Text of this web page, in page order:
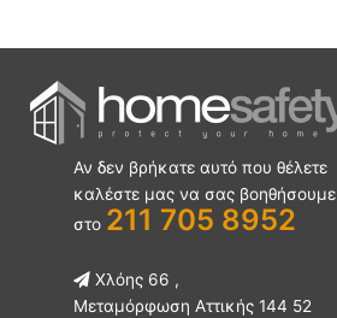
Αν δεν βρήκατε αυτό που θέλετε
καλέστε μας να σας βοηθήσουμε
στο 211 705 8952
Χλόης 66 ,
Μεταμόρφωση Αττικής 144 52